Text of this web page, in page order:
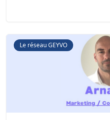
Le réseau GEYVO